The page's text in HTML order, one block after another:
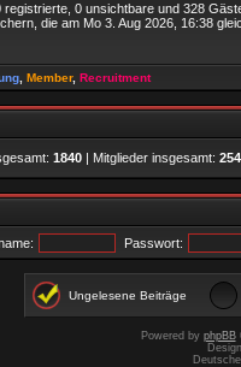
registrierte, 0 unsichtbare und 328
die am Mo 3. Aug 2026, 16:38
Member, Recruitment
1840 | Mitglieder insgesamt:
Passwort:
Ungelesene Beiträge
Powered by phpBB